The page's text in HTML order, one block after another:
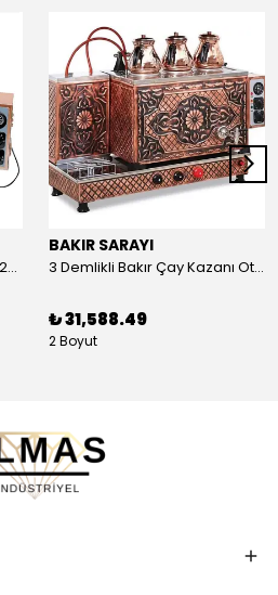
2 Demlikli Bakır Çay Kazanı, 25 Litre
BAKIR SARAYI
3 Demlikli Bakır Çay Kazanı Otomatik, 30 Litre
₺ 31,588.49
2 Boyut